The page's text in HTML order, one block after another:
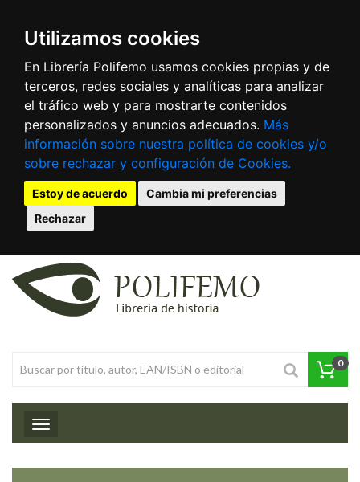
Utilizamos cookies
En Librería Polifemo usamos cookies propias y de
terceros, redes sociales y analíticas para analizar
el tráfico web y para mostrarte contenidos
personalizados y anuncios adecuados. Más
información sobre nuestra política de cookies y/o
sobre rechazar y configuración de Cookies.
Estoy de acuerdo
Cambia mi preferencias
Rechazar
0
Toggle navigation